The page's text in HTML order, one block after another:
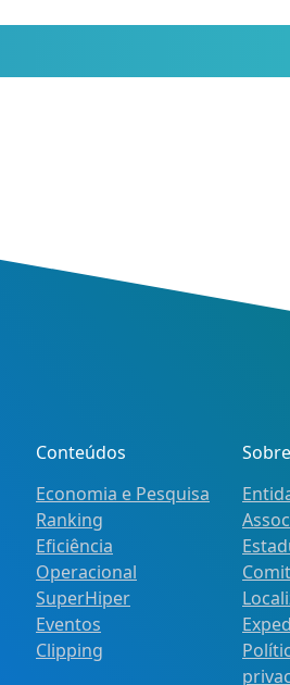
Conteúdos
Economia e Pesquisa
Ranking
Eficiência
Operacional
SuperHiper
Eventos
Clipping
Sobre